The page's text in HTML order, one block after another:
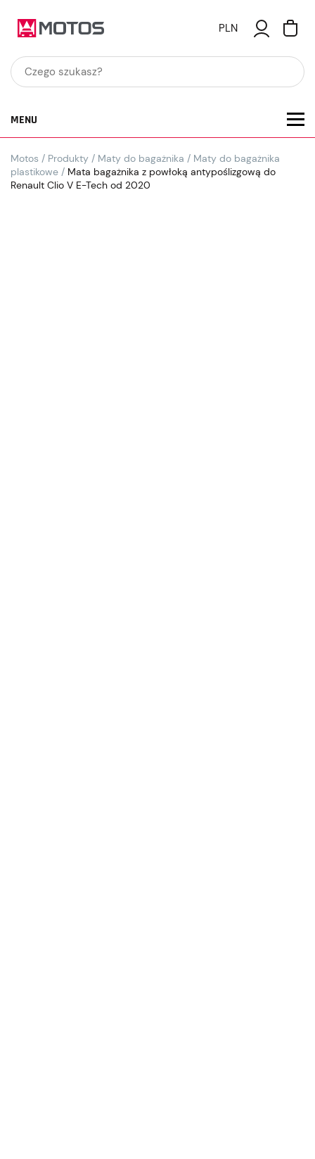
PLN
MENU
Motos / Produkty / Maty do bagażnika / Maty do bagażnika
plastikowe / Mata bagażnika z powłoką antypoślizgową do
Renault Clio V E-Tech od 2020